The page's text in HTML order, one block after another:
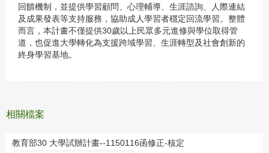
回饋機制，並提供學習顧問、心理輔導、生涯諮詢、人際連結
及成果發表等支持服務，協助成人學習者穩定回流學習。整體
而言，本計畫不僅提供30歲以上民眾多元進修與學位取得管
道，也促進大學轉化為支援跨域學習、生涯轉型及社會創新的
終身學習基地。
相關檔案
教育部30 大學試辦計畫--1150116函修正-核定